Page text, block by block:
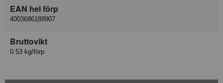
EAN hel förp
4003686188907
Bruttovikt
0.53 kg/förp